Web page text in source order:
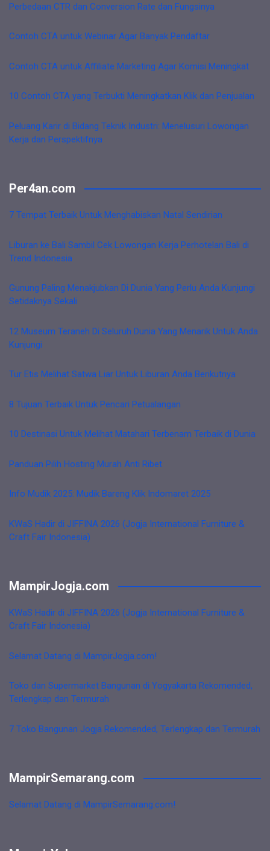
Perbedaan CTR dan Conversion Rate dan Fungsinya
Contoh CTA untuk Webinar Agar Banyak Pendaftar
Contoh CTA untuk Affiliate Marketing Agar Komisi Meningkat
10 Contoh CTA yang Terbukti Meningkatkan Klik dan Penjualan
Peluang Karir di Bidang Teknik Industri: Menelusuri Lowongan
Kerja dan Perspektifnya
Per4an.com
7 Tempat Terbaik Untuk Menghabiskan Natal Sendirian
Liburan ke Bali Sambil Cek Lowongan Kerja Perhotelan Bali di
Trend Indonesia
Gunung Paling Menakjubkan Di Dunia Yang Perlu Anda Kunjungi
Setidaknya Sekali
12 Museum Teraneh Di Seluruh Dunia Yang Menarik Untuk Anda
Kunjungi
Tur Etis Melihat Satwa Liar Untuk Liburan Anda Berikutnya
8 Tujuan Terbaik Untuk Pencari Petualangan
10 Destinasi Untuk Melihat Matahari Terbenam Terbaik di Dunia
Panduan Pilih Hosting Murah Anti Ribet
Info Mudik 2025: Mudik Bareng Klik Indomaret 2025
KWaS Hadir di JIFFINA 2026 (Jogja International Furniture &
Craft Fair Indonesia)
MampirJogja.com
KWaS Hadir di JIFFINA 2026 (Jogja International Furniture &
Craft Fair Indonesia)
Selamat Datang di MampirJogja.com!
Toko dan Supermarket Bangunan di Yogyakarta Rekomended,
Terlengkap dan Termurah
7 Toko Bangunan Jogja Rekomended, Terlengkap dan Termurah
MampirSemarang.com
Selamat Datang di MampirSemarang.com!